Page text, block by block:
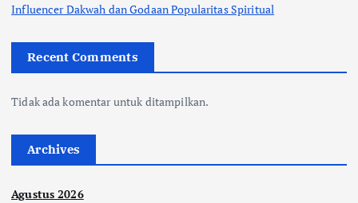
Influencer Dakwah dan Godaan Popularitas Spiritual
Recent Comments
Tidak ada komentar untuk ditampilkan.
Archives
Agustus 2026